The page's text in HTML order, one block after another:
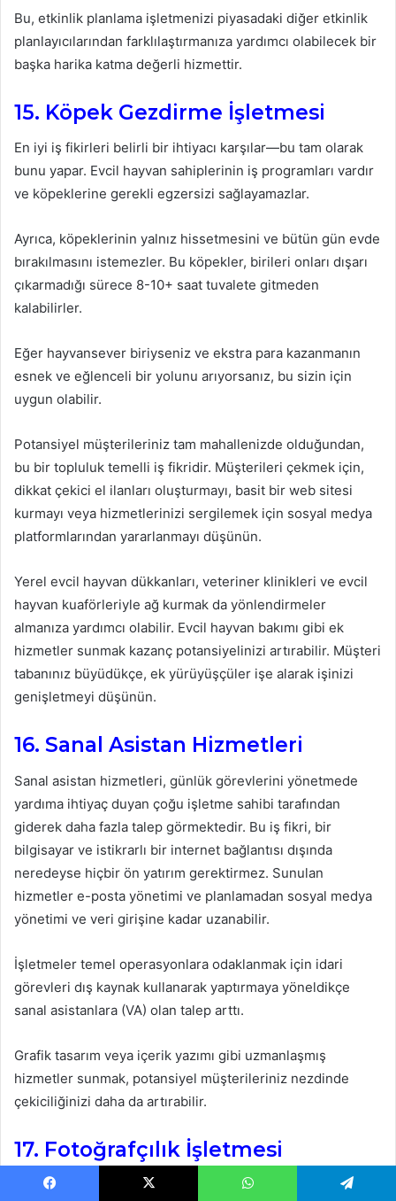
Bu, etkinlik planlama işletmenizi piyasadaki diğer etkinlik
planlayıcılarından farklılaştırmanıza yardımcı olabilecek bir
başka harika katma değerli hizmettir.
15. Köpek Gezdirme İşletmesi
En iyi iş fikirleri belirli bir ihtiyacı karşılar—bu tam olarak
bunu yapar. Evcil hayvan sahiplerinin iş programları vardır
ve köpeklerine gerekli egzersizi sağlayamazlar.
Ayrıca, köpeklerinin yalnız hissetmesini ve bütün gün evde
bırakılmasını istemezler. Bu köpekler, birileri onları dışarı
çıkarmadığı sürece 8-10+ saat tuvalete gitmeden
kalabilirler.
Eğer hayvansever biriyseniz ve ekstra para kazanmanın
esnek ve eğlenceli bir yolunu arıyorsanız, bu sizin için
uygun olabilir.
Potansiyel müşterileriniz tam mahallenizde olduğundan,
bu bir topluluk temelli iş fikridir. Müşterileri çekmek için,
dikkat çekici el ilanları oluşturmayı, basit bir web sitesi
kurmayı veya hizmetlerinizi sergilemek için sosyal medya
platformlarından yararlanmayı düşünün.
Yerel evcil hayvan dükkanları, veteriner klinikleri ve evcil
hayvan kuaförleriyle ağ kurmak da yönlendirmeler
almanıza yardımcı olabilir. Evcil hayvan bakımı gibi ek
hizmetler sunmak kazanç potansiyelinizi artırabilir. Müşteri
tabanınız büyüdükçe, ek yürüyüşçüler işe alarak işinizi
genişletmeyi düşünün.
16. Sanal Asistan Hizmetleri
Sanal asistan hizmetleri, günlük görevlerini yönetmede
yardıma ihtiyaç duyan çoğu işletme sahibi tarafından
giderek daha fazla talep görmektedir. Bu iş fikri, bir
bilgisayar ve istikrarlı bir internet bağlantısı dışında
neredeyse hiçbir ön yatırım gerektirmez. Sunulan
hizmetler e-posta yönetimi ve planlamadan sosyal medya
yönetimi ve veri girişine kadar uzanabilir.
İşletmeler temel operasyonlara odaklanmak için idari
görevleri dış kaynak kullanarak yaptırmaya yöneldikçe
sanal asistanlara (VA) olan talep arttı.
Grafik tasarım veya içerik yazımı gibi uzmanlaşmış
hizmetler sunmak, potansiyel müşterileriniz nezdinde
çekiciliğinizi daha da artırabilir.
17. Fotoğrafçılık İşletmesi
Bugün bir fotoğrafçılık işi başlatmak sadece iyi bir